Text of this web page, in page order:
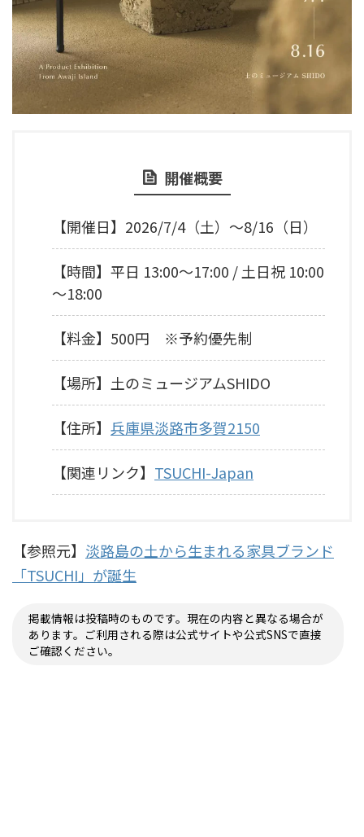
開催概要
【開催日】2026/7/4（土）～8/16（日）
【時間】平日 13:00～17:00 / 土日祝 10:00
～18:00
【料金】500円 ※予約優先制
【場所】土のミュージアムSHIDO
【住所】 兵庫県淡路市多賀2150
【関連リンク】 TSUCHI-Japan
【参照元】 淡路島の土から生まれる家具ブランド
「TSUCHI」が誕生
掲載情報は投稿時のものです。現在の内容と異なる場合が
あります。ご利用される際は公式サイトや公式SNSで直接
ご確認ください。